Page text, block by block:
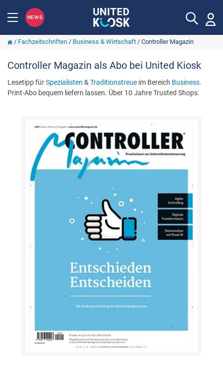
NEWS
/ Fachzeitschriften/ Business & Wirtschaft/ Controller Magazin
Controller Magazin als Abo bei United Kiosk
Lesetipp fürSpezialisten & Traditionstreue im Bereich Business.
Print-Abo bequem liefern lassen. Über 10 Jahre Trusted Shops.